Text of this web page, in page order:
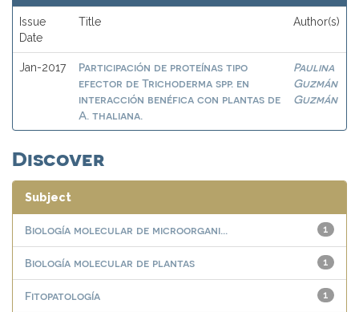
Issue
Date
Title Author(s)
Jan-2017
Participación de proteínas tipo
efector de Trichoderma spp. en
interacción benéfica con plantas de
A. thaliana.
Paulina
Guzmán
Guzmán
Discover
Subject
1
Biología molecular de microorgani...
1
Biología molecular de plantas
1
Fitopatología